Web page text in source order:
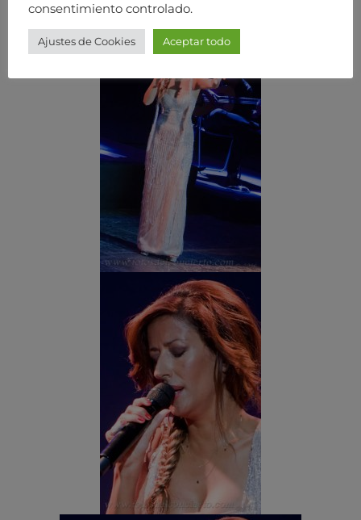
consentimiento controlado.
Ajustes de Cookies Aceptar todo